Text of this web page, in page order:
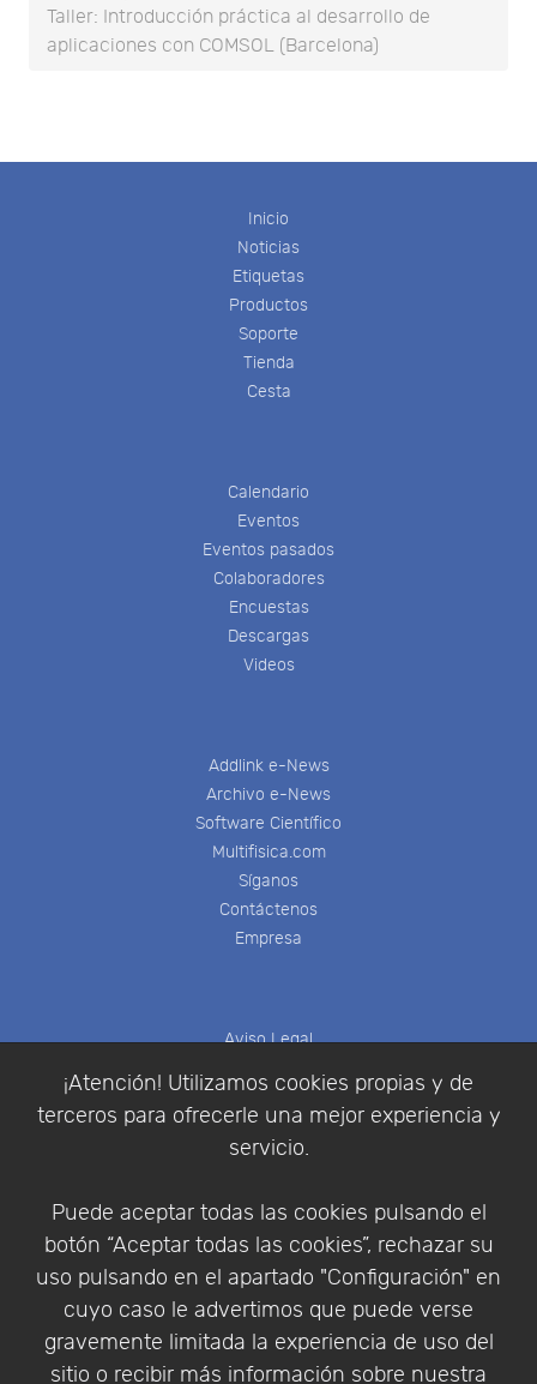
¡Atención! Utilizamos cookies propias y de
terceros para ofrecerle una mejor experiencia y
servicio.
Puede aceptar todas las cookies pulsando el
botón “Aceptar todas las cookies”, rechazar su
uso pulsando en el apartado "Configuración" en
cuyo caso le advertimos que puede verse
gravemente limitada la experiencia de uso del
sitio o recibir más información sobre nuestra
Taller: Introducción práctica al desarrollo de
aplicaciones con COMSOL (Barcelona)
Inicio
Noticias
Etiquetas
Productos
Soporte
Tienda
Cesta
Calendario
Eventos
Eventos pasados
Colaboradores
Encuestas
Descargas
Videos
Addlink e-News
Archivo e-News
Software Científico
Multifisica.com
Síganos
Contáctenos
Empresa
Aviso Legal
Política de Privacidad
Condiciones de compra
Identificarse
Empresa|Aviso Legal| Política de Privacidad |
Política de Cookies